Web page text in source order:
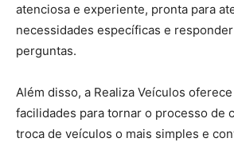
atenciosa e experiente, pronta para
necessidades específicas e
perguntas.
Além disso, a Realiza Veículos
facilidades para tornar o processo de
troca de veículos o mais simples e